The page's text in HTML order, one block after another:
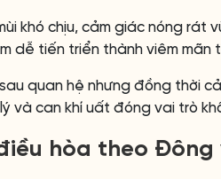
khó chịu, cảm giác nóng
dễ tiến triển thành viêm mãn
quan hệ nhưng đồng thời
và can khí uất đóng vai trò
hòa theo Đông